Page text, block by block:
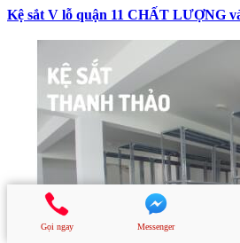
Kệ sắt V lỗ quận 11 CHẤT LƯỢNG
Gọi ngay Messenger